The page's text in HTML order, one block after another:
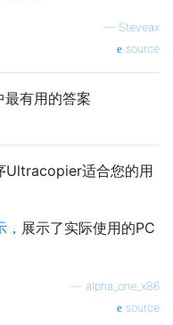
— Steveax
source
最有用的答案
Ultracopier适合您的用
展示了实际使用的PC
alpha_one_x86
source